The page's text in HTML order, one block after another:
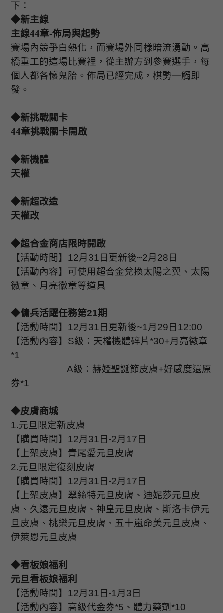
下：
◆新主線
主線44章-佈局與起勢
賽場內競爭白熱化，而賽場外同樣暗流湧動。高
橋重工的這場比賽裡，從主辦方到參賽選手，每
個人都各懷鬼胎。佈局已經完成，棋勢一觸即
發。
◆新挑戰關卡
44章挑戰關卡開啟
◆新機體
天權
◆新超改造
天權改
◆超合金商店限時開啟
【活動時間】 12月 31 日更新後~2月 28 日
【活動內容】可使用超合金兌換太陽之翼、太陽
徽章、月亮徽章等道具
◆傭兵活躍任務第21期
【活動時間】 12月 31 日更新後~1月 29 日 12:00
【活動內容】 S級：天權機體碎片*30+月亮徽章
*1
A級：赫婭聖誕節皮膚+好感度還原
券*1
◆皮膚商城
1.元旦限定新皮膚
【購買時間】 12月 31 日 -2月 17 日
【上架皮膚】青尾愛元旦皮膚
2.元旦限定復刻皮膚
【購買時間】 12月 31 日 -2月 17 日
【上架皮膚】翠絲特元旦皮膚、迪妮莎元旦皮
膚、久遠元旦皮膚、神皇元旦皮膚、斯洛卡伊元
旦皮膚、桃樂元旦皮膚、五十嵐命美元旦皮膚、
伊萊恩元旦皮膚
◆看板娘福利
元旦看板娘福利
【活動時間】 12月 31 日 -1月 3 日
【活動內容】高級代金券*5 、體力藥劑*10